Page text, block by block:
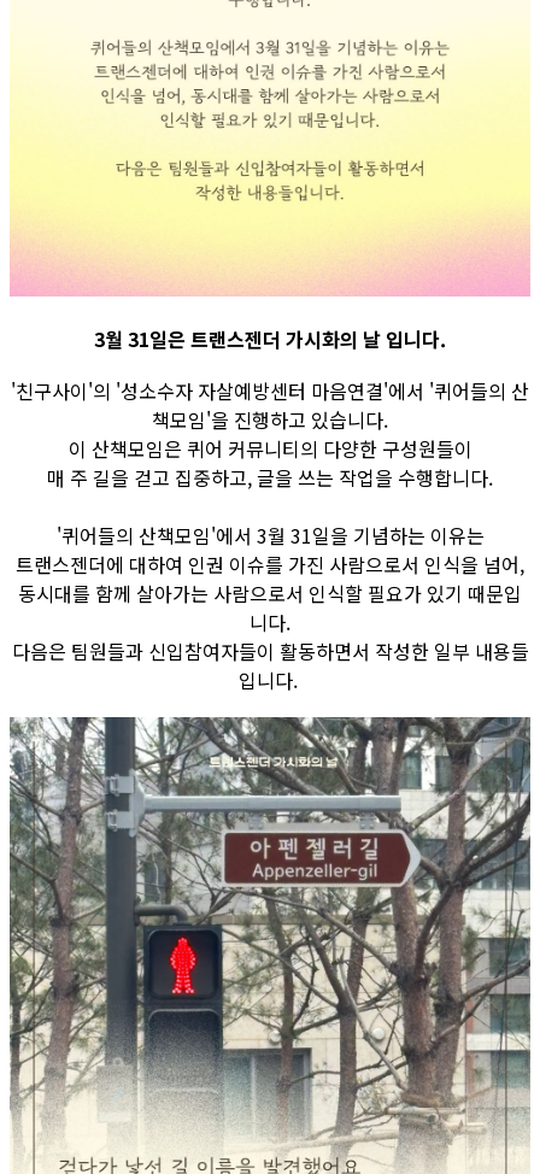
3월 31일은 트랜스젠더 가시화의 날 입니다.
'친구사이'의 '성소수자 자살예방센터 마음연결'에서 '퀴어들의 산
책모임'을 진행하고 있습니다.
이 산책모임은 퀴어 커뮤니티의 다양한 구성원들이
매 주 길을 걷고 집중하고, 글을 쓰는 작업을 수행합니다.
'퀴어들의 산책모임'에서 3월 31일을 기념하는 이유는
트랜스젠더에 대하여 인권 이슈를 가진 사람으로서 인식을 넘어,
동시대를 함께 살아가는 사람으로서 인식할 필요가 있기 때문입
니다.
다음은 팀원들과 신입참여자들이 활동하면서 작성한 일부 내용들
입니다.